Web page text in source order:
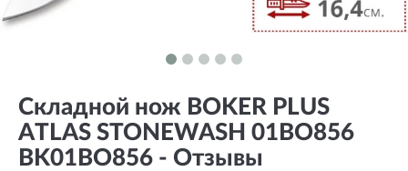
Складной нож BOKER PLUS
ATLAS STONEWASH 01BO856
BK01BO856 - Отзывы